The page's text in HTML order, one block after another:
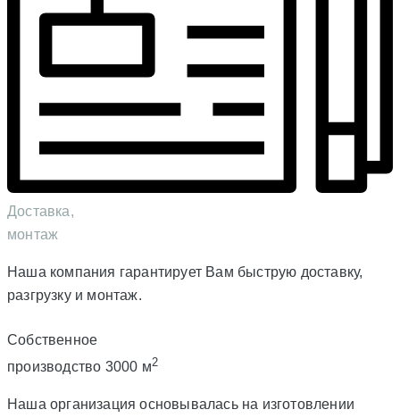
Доставка,
монтаж
Наша компания гарантирует Вам быструю доставку,
разгрузку и монтаж.
Собственное
производство 3000 м2
Наша организация основывалась на изготовлении